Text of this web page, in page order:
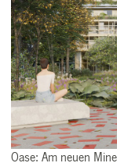
Oase: Am neuen